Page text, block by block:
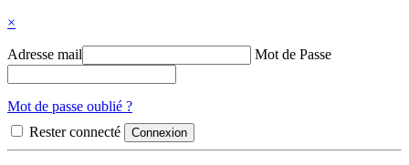
×
Adresse mail Mot de Passe
Mot de passe oublié ?
Rester connecté